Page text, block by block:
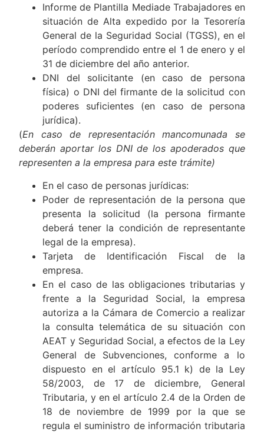
Informe de Plantilla Mediade Trabajadores en
situación de Alta expedido por la Tesorería
General de la Seguridad Social (TGSS), en el
período comprendido entre el 1 de enero y el
31 de diciembre del año anterior.
DNI del solicitante (en caso de persona
física) o DNI del firmante de la solicitud con
poderes suficientes (en caso de persona
jurídica).
(En caso de representación mancomunada se
deberán aportar los DNI de los apoderados que
representen a la empresa para este trámite)
En el caso de personas jurídicas:
Poder de representación de la persona que
presenta la solicitud (la persona firmante
deberá tener la condición de representante
legal de la empresa).
Tarjeta de Identificación Fiscal de la
empresa.
En el caso de las obligaciones tributarias y
frente a la Seguridad Social, la empresa
autoriza a la Cámara de Comercio a realizar
la consulta telemática de su situación con
AEAT y Seguridad Social, a efectos de la Ley
General de Subvenciones, conforme a lo
dispuesto en el artículo 95.1 k) de la Ley
58/2003, de 17 de diciembre, General
Tributaria, y en el artículo 2.4 de la Orden de
18 de noviembre de 1999 por la que se
regula el suministro de información tributaria